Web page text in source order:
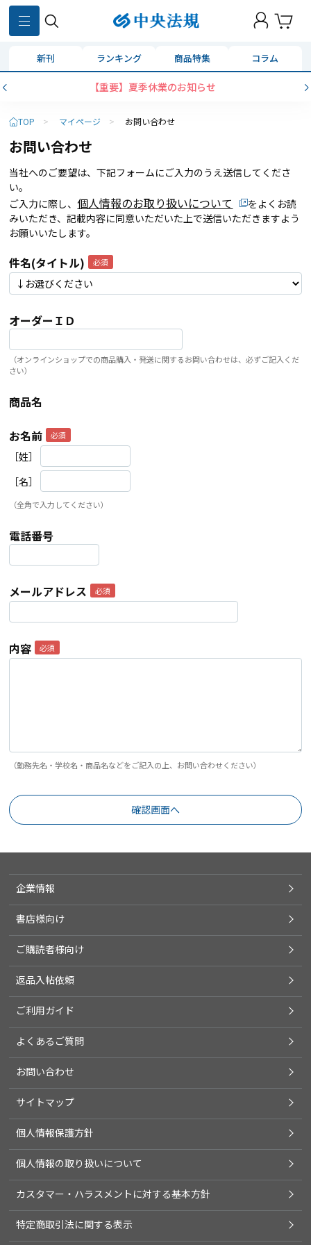
新刊 ランキング 商品特集 コラム
【重要】夏季休業のお知らせ
TOP > マイページ > お問い合わせ
お問い合わせ
当社へのご要望は、下記フォームにご入力のうえ送信してくださ
い。
ご入力に際し、 個人情報のお取り扱いについて
をよくお読
みいただき、記載内容に同意いただいた上で送信いただきますよう
お願いいたします。
件名(タイトル)
オーダーＩＤ
（オンラインショップでの商品購入・発送に関するお問い合わせは、必ずご記入くだ
さい）
商品名
お名前
［姓］
［名］
（全角で入力してください）
電話番号
メールアドレス
内容
（勤務先名・学校名・商品名などをご記入の上、お問い合わせください）
企業情報
書店様向け
ご購読者様向け
返品入帖依頼
ご利用ガイド
よくあるご質問
お問い合わせ
サイトマップ
個人情報保護方針
個人情報の取り扱いについて
カスタマー・ハラスメントに対する基本方針
特定商取引法に関する表示